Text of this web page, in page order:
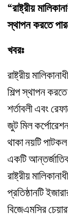
“রাষ্ট্রীয়
স্থাপন করতে
খবরঃ
রাষ্ট্রীয়
শিল্প স্থাপন
শর্তাবলী এবং
জুট মিল
থাকা নয়টি
একটি
রাষ্ট্রীয়
প্রতিষ্ঠানটি
বিজেএমসির